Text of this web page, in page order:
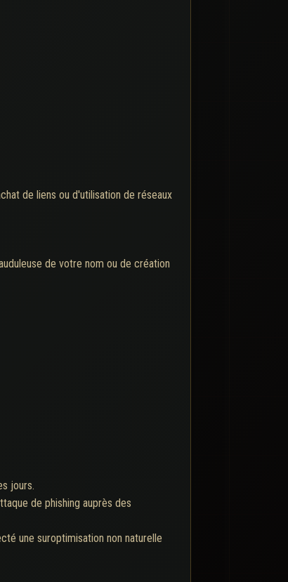
de liens ou d'utilisation de réseaux
de votre nom ou de création
jours.
de phishing auprès des
une suroptimisation non naturelle